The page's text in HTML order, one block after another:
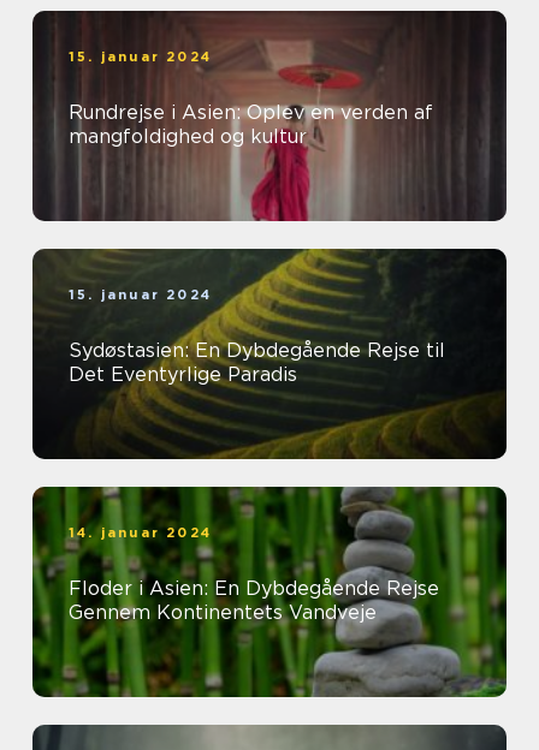
15. januar 2024
Rundrejse i Asien: Oplev en verden af
mangfoldighed og kultur
15. januar 2024
Sydøstasien: En Dybdegående Rejse til
Det Eventyrlige Paradis
14. januar 2024
Floder i Asien: En Dybdegående Rejse
Gennem Kontinentets Vandveje